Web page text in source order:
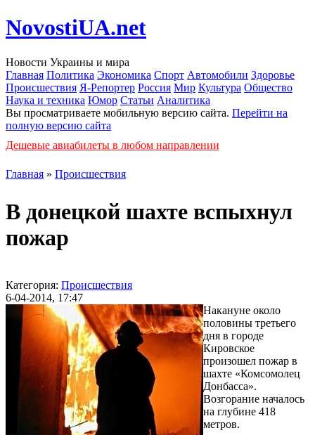
NovostiUA.net
Новости Украины и мира
Главная Политика Экономика Спорт Автомобили Здоровье
Происшествия Я-Репортер Россия Мир Культура Общество
Наука и техника Юмор Статьи Аналитика
Вы просматриваете мобильную версию сайта. Перейти на
полную версию сайта
Дешевые авиабилеты в любом направлении
Главная » Происшествия
В донецкой шахте вспыхнул
пожар
Категория: Происшествия
6-04-2014, 17:47
Накануне около
половины третьего
дня в городе
Кировское
произошел пожар в
шахте «Комсомолец
Донбасса».
Возгорание началось
на глубине 418
метров.